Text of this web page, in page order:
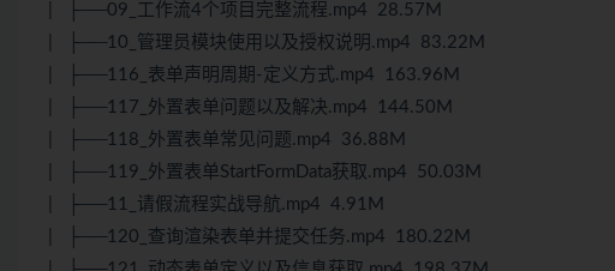
| ├──09_工作流4个项目完整流程.mp4 28.57M
| ├──10_管理员模块使用以及授权说明.mp4 83.22M
| ├──116_表单声明周期-定义方式.mp4 163.96M
| ├──117_外置表单问题以及解决.mp4 144.50M
| ├──118_外置表单常见问题.mp4 36.88M
| ├──119_外置表单StartFormData获取.mp4 50.03M
| ├──11_请假流程实战导航.mp4 4.91M
| ├──120_查询渲染表单并提交任务.mp4 180.22M